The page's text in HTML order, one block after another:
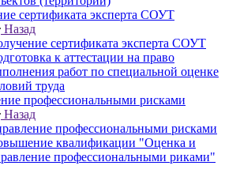
сертификата эксперта СОУТ
Назад
сертификата эксперта СОУТ
к аттестации на право
работ по специальной оценке
труда
профессиональными рисками
Назад
профессиональными рисками
квалификации "Оценка и
профессиональными риками"